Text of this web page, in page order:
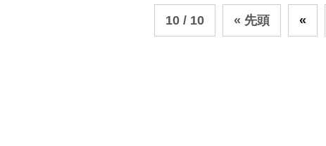
10 / 10 « 先頭 «